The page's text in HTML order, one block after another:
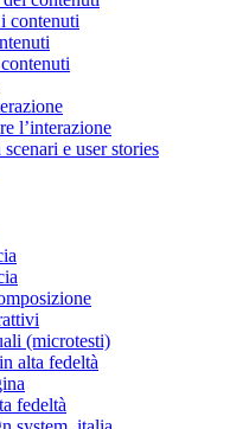
contenuti
l’interazione
e user stories
(microtesti)
alta fedeltà
fedeltà